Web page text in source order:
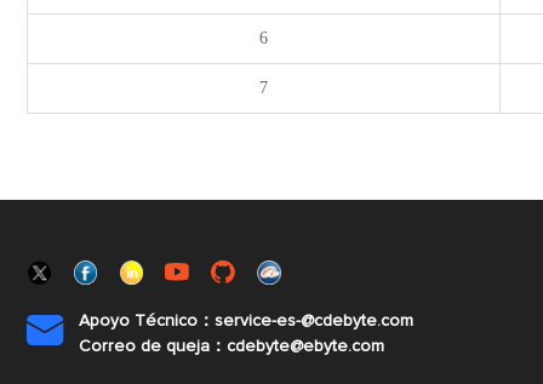
6
7

Apoyo Técnico：service-es-@cdebyte.com
Correo de queja：cdebyte@ebyte.com